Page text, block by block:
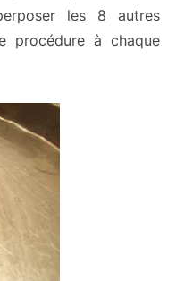
les 8 autres
procédure à chaque